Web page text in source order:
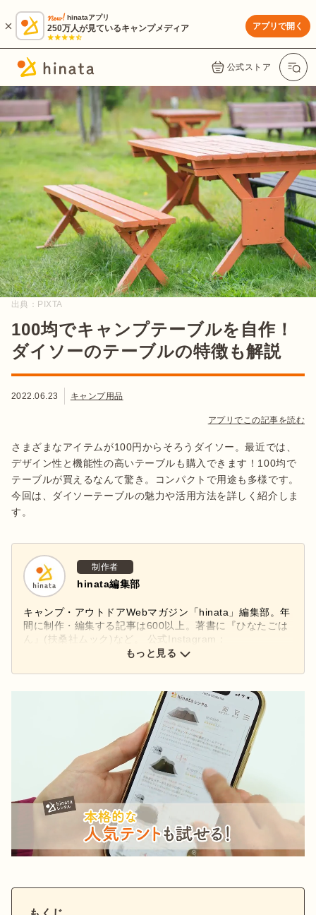
hinataアプリ
250万人が見ているキャンプメディア アプリで開く
公式ストア
出典： PIXTA
100均でキャンプテーブルを自作！
ダイソーのテーブルの特徴も解説
2022.06.23 キャンプ用品
アプリでこの記事を読む
さまざまなアイテムが100円からそろうダイソー。最近では、
デザイン性と機能性の高いテーブルも購入できます！100均で
テーブルが買えるなんて驚き。コンパクトで用途も多様です。
今回は、ダイソーテーブルの魅力や活用方法を詳しく紹介しま
す。
制作者
hinata編集部
キャンプ・アウトドアWebマガジン「hinata」編集部。年
間に制作・編集する記事は600以上。著書に『ひなたごは
ん』(扶桑社ムック)など。 公式Instagram：
もっと見る